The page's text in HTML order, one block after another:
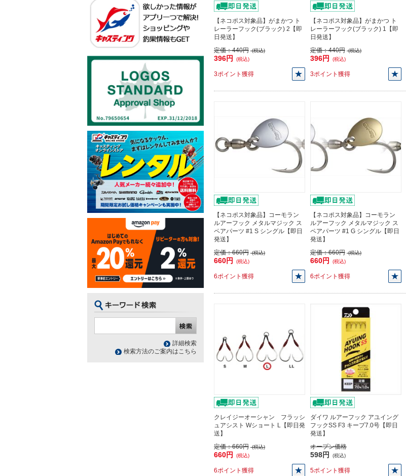
【ネコポス対象品】がまかつ ト
レーラーフック(ブラック) 2【即
日発送】
定価：440円 (税込)
396円 (税込)
3ポイント獲得
【ネコポス対象品】がまかつ ト
レーラーフック(ブラック) 1【即
日発送】
定価：440円 (税込)
396円 (税込)
3ポイント獲得
【ネコポス対象品】コーモラン
ルアーフック メタルマジック ス
ペアパーツ #1 S シングル【即日
発送】
定価：660円 (税込)
660円 (税込)
6ポイント獲得
【ネコポス対象品】コーモラン
ルアーフック メタルマジック ス
ペアパーツ #1 G シングル【即日
発送】
定価：660円 (税込)
660円 (税込)
6ポイント獲得
クレイジーオーシャン フラッシ
ュアシスト Wショート L【即日発
送】
定価：660円 (税込)
660円 (税込)
6ポイント獲得
ダイワ ルアーフック アユイング
フックSS F3 キープ7.0号【即日
発送】
オープン価格
598円 (税込)
5ポイント獲得
詳細検索
検索方法のご案内はこちら